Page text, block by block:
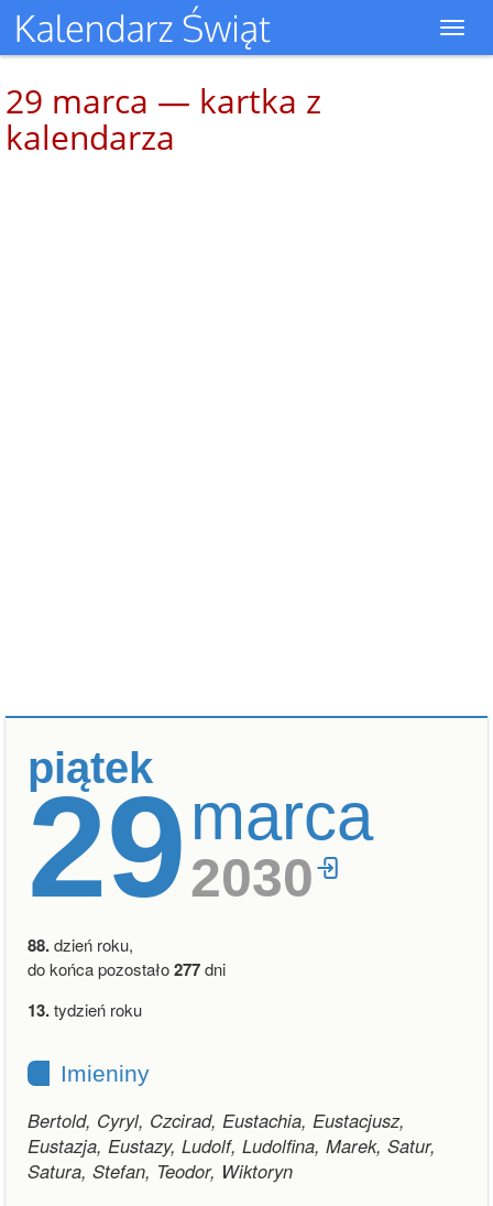
29 marca — kartka z
kalendarza
piątek
29marca
2030
88.dzień roku,
do końca pozostało277dni
13.tydzień roku
Imieniny
Bertold, Cyryl, Czcirad, Eustachia, Eustacjusz,
Eustazja, Eustazy, Ludolf, Ludolfina, Marek, Satur,
Satura, Stefan, Teodor, Wiktoryn